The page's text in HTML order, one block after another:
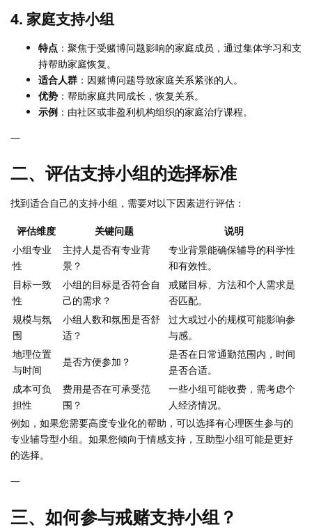
4. 家庭支持小组
特点 ：聚焦于受赌博问题影响的家庭成员，通过集体学习和支
持帮助家庭恢复。
适合人群 ：因赌博问题导致家庭关系紧张的人。
优势 ：帮助家庭共同成长，恢复关系。
示例 ：由社区或非盈利机构组织的家庭治疗课程。
—
二、评估支持小组的选择标准
找到适合自己的支持小组，需要对以下因素进行评估：
评估维度 关键问题
说明
小组专业
性
主持人是否有专业背
景？
专业背景能确保辅导的科学性
和有效性。
目标一致
性
小组的目标是否符合自
己的需求？
戒赌目标、方法和个人需求是
否匹配。
规模与氛
围
小组人数和氛围是否舒
适？
过大或过小的规模可能影响参
与感。
地理位置
与时间
是否方便参加？
是否在日常通勤范围内，时间
是否合适。
成本可负
担性
费用是否在可承受范
围？
一些小组可能收费，需考虑个
人经济情况。
例如，如果您需要高度专业化的帮助，可以选择有心理医生参与的
专业辅导型小组。如果您倾向于情感支持，互助型小组可能是更好
的选择。
—
三、如何参与戒赌支持小组？